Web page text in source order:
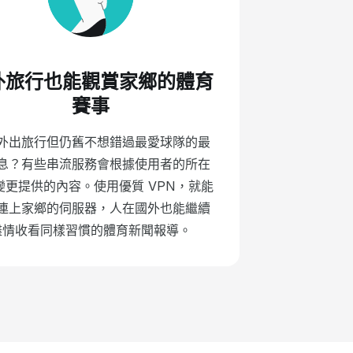
旅行也能觀賞家鄉的體育
賽事
出旅行但仍舊不想錯過最愛球隊的最
？有些串流服務會根據使用者的所在
更提供的內容。使用優質 VPN，就能
上家鄉的伺服器，人在國外也能繼續
收看同樣習慣的體育新聞報導。